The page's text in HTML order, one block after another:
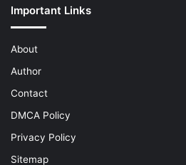
Important Links
About
Author
Contact
DMCA Policy
Privacy Policy
Sitemap